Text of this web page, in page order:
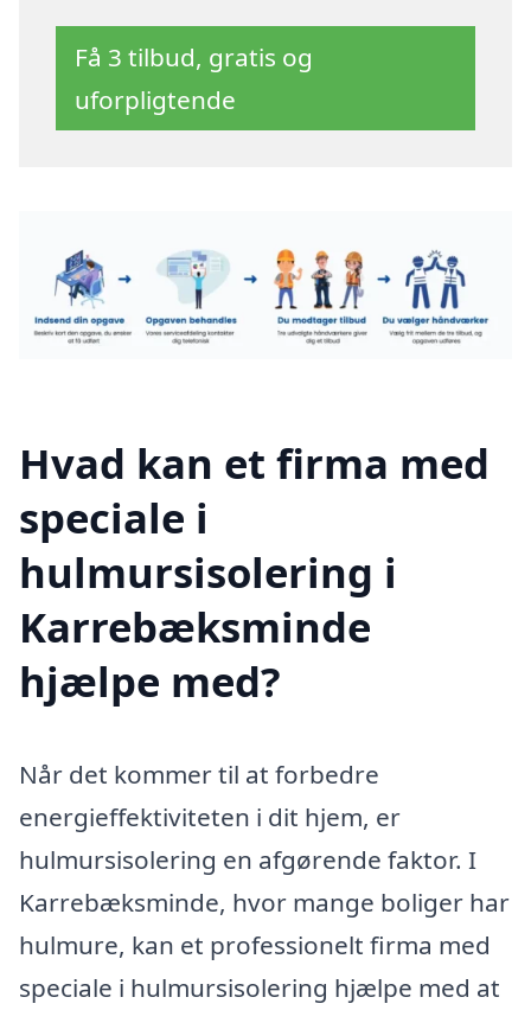
Få 3 tilbud, gratis og
uforpligtende
Hvad kan et firma med
speciale i
hulmursisolering i
Karrebæksminde
hjælpe med?
Når det kommer til at forbedre
energieffektiviteten i dit hjem, er
hulmursisolering en afgørende faktor. I
Karrebæksminde, hvor mange boliger har
hulmure, kan et professionelt firma med
speciale i hulmursisolering hjælpe med at